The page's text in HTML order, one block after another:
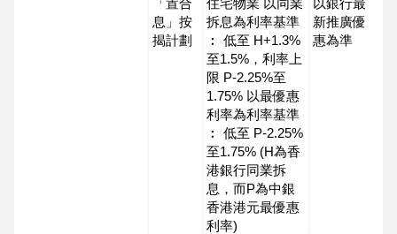
息」按
揭計劃
拆息為利率基準
︰ 低至 H+1.3%
至1.5%，利率上
限 P-2.25%至
1.75% 以最優惠
利率為利率基準
︰ 低至 P-2.25%
至1.75% (H為香
港銀行同業拆
息，而P為中銀
香港港元最優惠
利率)
新推廣優
惠為準